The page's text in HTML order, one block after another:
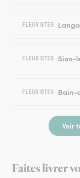
FLEURISTES
FLEURISTES Sion-
FLEURISTES Bain-
Voir
Faites livrer